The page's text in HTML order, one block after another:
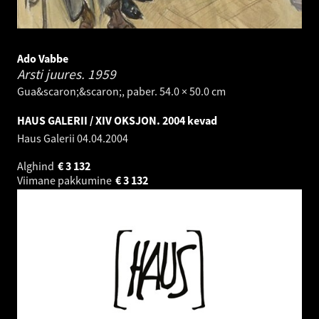
Ado Vabbe
Arsti juures. 1959
Gua&scaron;&scaron;, paber. 54.0 × 50.0 cm
HAUS GALERII / XIV OKSJON. 2004 kevad
Haus Galerii 04.04.2004
Alghind
3 132
€
Viimane pakkumine
3 132
€